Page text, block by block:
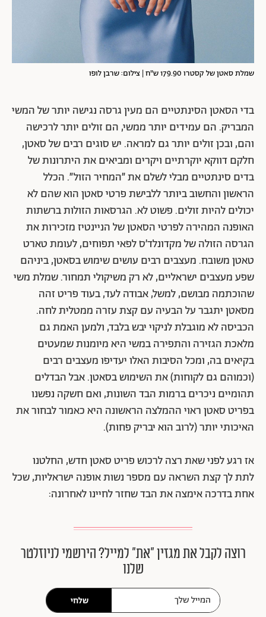
שמלת סאטן של קסטרו 179.90 ש"ח | צילום: שרבן לופו
בדי הסאטן הסינתטיים הם מעין גרסה נגישה יותר של המשי
המבריק. הם עמידים יותר ממשי, הם זולים יותר לרכישה
והם, ובכן זולים יותר גם למראה. יש סוגים רבים של סאטן,
חלקם דווקא יוקרתיים ויקרים ומביאים את היתרונות של
בדים סינתטיים מבלי לשלם את ״המחיר הזול״. הכלל
הראשון והחשוב ביותר ללבישת פרטי סאטן הוא שהם לא
יכולים להיות זולים. פשוט לא. הגרסאות הזולות ברשתות
האופנה המהירה לפרטי הסאטן של הניינטיז מזכירות את
הגרסה הזולה של מקדונלד׳ס לפאי תפוחים, לעומת טארט
טאטן משובח. מעצבים רבים עושים שימוש בסאטן, ביניהם
שפע מעצבים ישראליים, לא רק משיקולי תמחור. שמלת משי
שהוכתמה מבושם, למשל, אבודה לעד, בעוד פריט זהה
מסאטן יתגבר על הבעיה עם קצת עזרה ממטלית לחה.
הכביסה לא מוגבלת לניקוי יבש בלבד, ולמען האמת גם
מלאכת הגזירה והתפירה במשי היא מיומנות שמעטים
בקיאים בה, ומכל הסיבות האלו יעדיפו מעצבים רבים
(וכמוהם גם לקוחות) את השימוש בסאטן. אבל הבדלים
תהומיים ניכרים ברמות הבד השונות, ואם חשקה נפשנו
בפריט סאטן ראוי ההמלצה הראשונה היא כאמור לבחור את
האיכותי יותר (לרוב הוא יבריק פחות).
אז רגע לפני שאת רצה לרכוש פריט סאטן חדש, החלטנו
לתת לך קצת השראה עם מספר נשות אופנה ישראליות, שכל
אחת בדרכה אימצה את הבד שחזר לחיינו לאחרונה:
רוצה לקבל את מגזין ״את״ למייל? הירשמי לניוזלטר
שלנו
שלחי